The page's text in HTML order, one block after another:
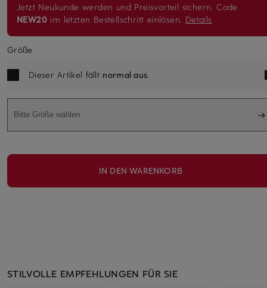
Jetzt Neukunde werden und Preisvorteil sichern. Code
NEW20 im letzten Bestellschritt einlösen. Details
Größe
Dieser Artikel fällt normal aus.
Bitte Größe wählen
IN DEN WARENKORB
STILVOLLE EMPFEHLUNGEN FÜR SIE